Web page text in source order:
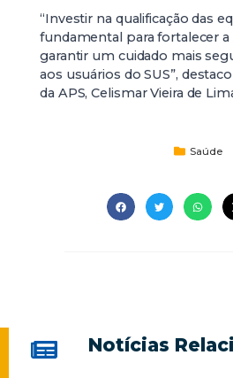
“Investir na qualificação das
fundamental para fortalecer
garantir um cuidado mais
aos usuários do SUS”,
da APS, Celismar Vieira de
Saúde
Notícias